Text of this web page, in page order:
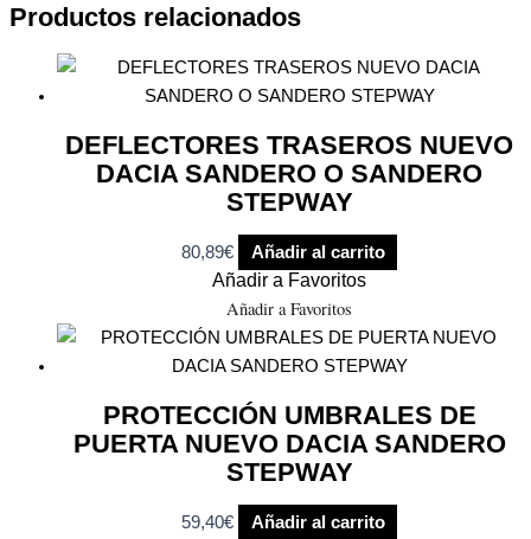
Productos relacionados
DEFLECTORES TRASEROS NUEVO
DACIA SANDERO O SANDERO
STEPWAY
80,89€ Añadir al carrito
Añadir a Favoritos
Añadir a Favoritos
PROTECCIÓN UMBRALES DE
PUERTA NUEVO DACIA SANDERO
STEPWAY
59,40€ Añadir al carrito